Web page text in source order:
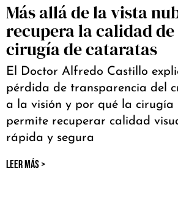
Más allá de la vista
recupera la calidad
cirugía de cataratas
El Doctor Alfredo Castillo
pérdida de transparencia del
a la visión y por qué la cirugía
permite recuperar calidad
rápida y segura
LEER MÁS >